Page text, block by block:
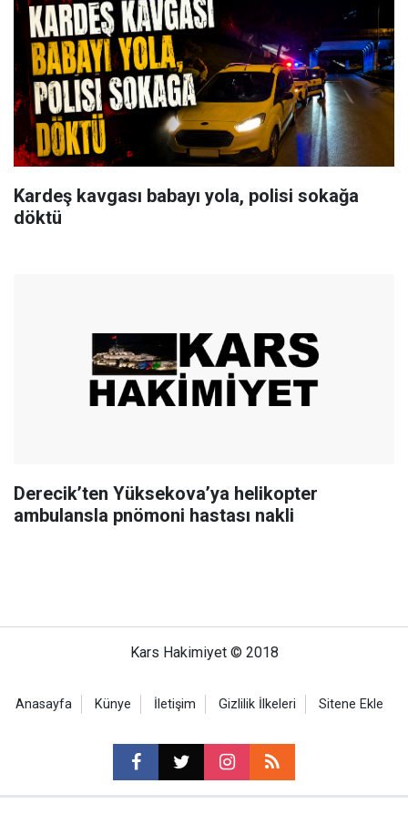
Kardeş kavgası babayı yola, polisi sokağa
döktü
Derecik’ten Yüksekova’ya helikopter
ambulansla pnömoni hastası nakli
Kars Hakimiyet © 2018
Anasayfa Künye İletişim Gizlilik İlkeleri Sitene Ekle